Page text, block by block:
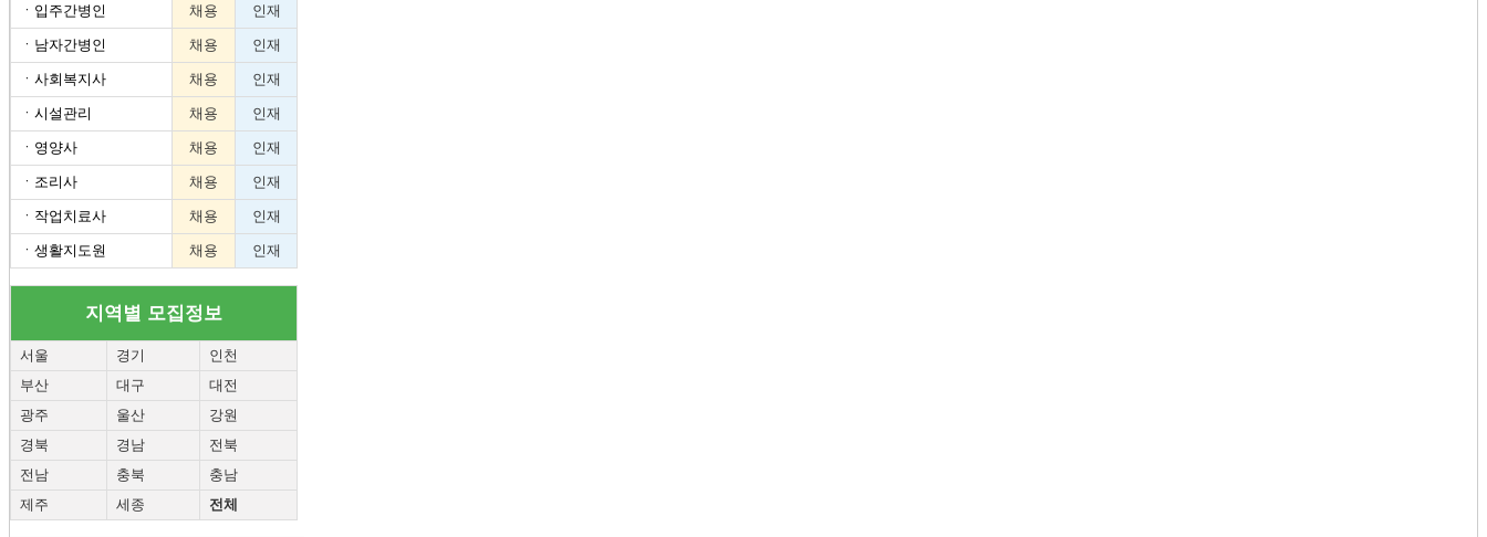
ㆍ 입주간병인 채용 인재
ㆍ 남자간병인 채용 인재
ㆍ 사회복지사 채용 인재
ㆍ 시설관리 채용 인재
ㆍ 영양사 채용 인재
ㆍ 조리사 채용 인재
ㆍ 작업치료사 채용 인재
ㆍ 생활지도원 채용 인재
지역별 모집정보
서울 경기
인천
부산
대구
대전
광주
울산
강원
경북
경남
전북
전남
충북
충남
제주
세종 전체